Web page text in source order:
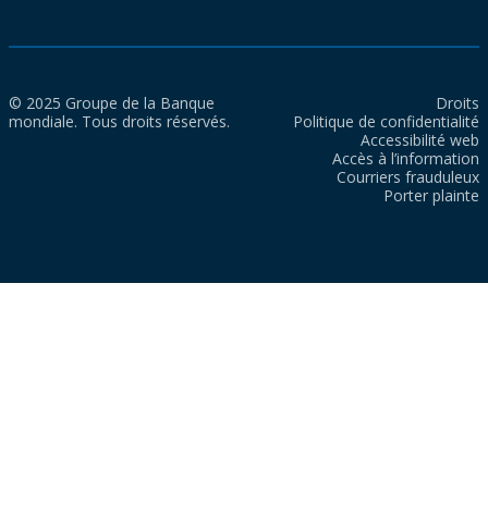
© 2025 Groupe de la Banque
mondiale. Tous droits réservés.
Droits
Politique de confidentialité
Accessibilité web
Accès à l’information
Courriers frauduleux
Porter plainte